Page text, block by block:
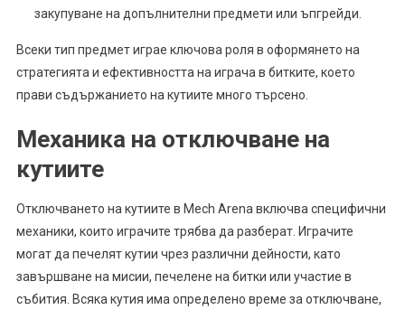
закупуване на допълнителни предмети или ъпгрейди.
Всеки тип предмет играе ключова роля в оформянето на
стратегията и ефективността на играча в битките, което
прави съдържанието на кутиите много търсено.
Механика на отключване на
кутиите
Отключването на кутиите в Mech Arena включва специфични
механики, които играчите трябва да разберат. Играчите
могат да печелят кутии чрез различни дейности, като
завършване на мисии, печелене на битки или участие в
събития. Всяка кутия има определено време за отключване,